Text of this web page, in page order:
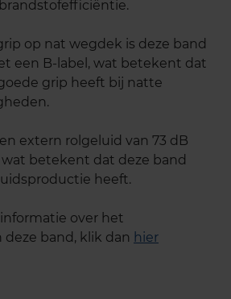
op nat wegdek is deze band
een B-label, wat betekent dat
grip heeft bij natte
extern rolgeluid van 73 dB
betekent dat deze band
heeft.
over het
deze band, klik dan hier